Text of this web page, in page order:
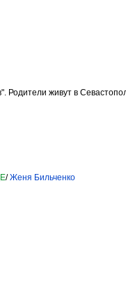
живут в
/Женя Бильченко